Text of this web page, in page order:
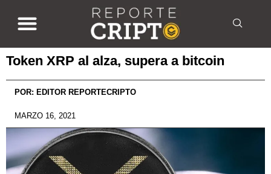
Token XRP al alza, supera a bitcoin
POR: EDITOR REPORTECRIPTO
MARZO 16, 2021